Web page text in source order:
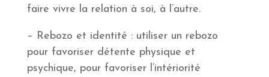
faire vivre la relation à soi, à l’autre.
– Rebozo et identité : utiliser un rebozo
pour favoriser détente physique et
psychique, pour favoriser l’intériorité